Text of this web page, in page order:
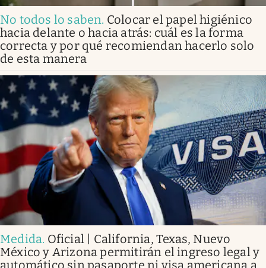
No todos lo saben. Colocar el papel higiénico
hacia delante o hacia atrás: cuál es la forma
correcta y por qué recomiendan hacerlo solo
de esta manera
Medida. Oficial | California, Texas, Nuevo
México y Arizona permitirán el ingreso legal y
automático sin pasaporte ni visa americana a